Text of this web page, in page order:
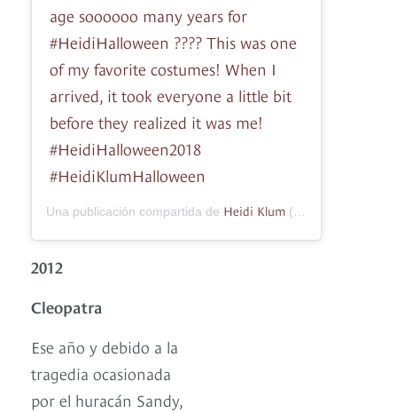
age soooooo many years for
#HeidiHalloween ???? This was one
of my favorite costumes! When I
arrived, it took everyone a little bit
before they realized it was me!
#HeidiHalloween2018
#HeidiKlumHalloween
Una publicación compartida de Heidi Klum (@heidiklum) el
2012
Cleopatra
Ese año y debido a la
tragedia ocasionada
por el huracán Sandy,